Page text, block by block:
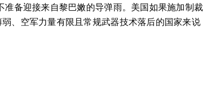
备迎接来自黎巴嫩的导弹雨。美国如果施加制
、空军力量有限且常规武器技术落后的国家来说